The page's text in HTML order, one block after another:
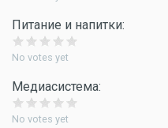
Питание и напитки:
No votes yet
Медиасистема:
No votes yet